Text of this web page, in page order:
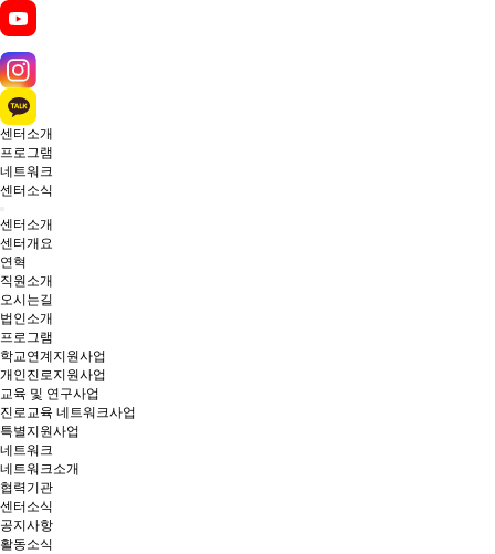
센터소개
프로그램
네트워크
센터소식
센터소개
센터개요
연혁
직원소개
오시는길
법인소개
프로그램
학교연계지원사업
개인진로지원사업
교육 및 연구사업
진로교육 네트워크사업
특별지원사업
네트워크
네트워크소개
협력기관
센터소식
공지사항
활동소식